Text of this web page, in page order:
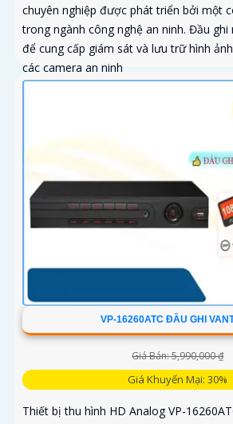
chuyên nghiệp được phát triển bởi một
trong ngành công nghệ an ninh. Đầu
để cung cấp giám sát và lưu trữ hình
các camera an ninh
VP-16260ATC ĐẦU GHI
Giá Bán: 5,990,000 ₫
Giá Khuyến Mại: 30%
Thiết bị thu hình HD Analog VP-